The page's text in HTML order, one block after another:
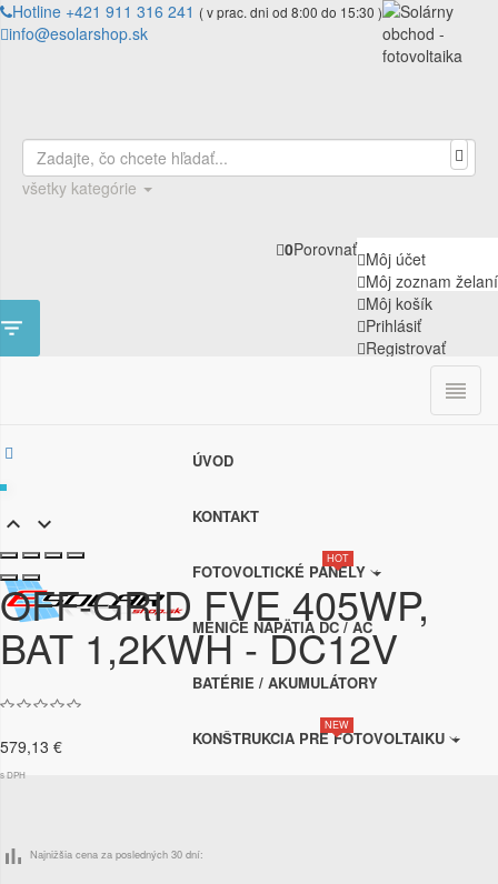
Hotline +421 911 316 241 ( v prac. dni od 8:00 do 15:30 )
info@esolarshop.sk
všetky kategórie
Môj účet
Môj zoznam želaní
Môj košík
Prihlásiť
Registrovať
0Porovnať

ÚVOD
KONTAKT
FOTOVOLTICKÉ PANELY
HOT
MENIČE NAPÄTIA DC / AC
BATÉRIE / AKUMULÁTORY
KONŠTRUKCIA PRE FOTOVOLTAIKU
NEW
 
OFF-GRID FVE 405WP,
BAT 1,2KWH - DC12V
579,13 €
s DPH
bar_chart Najnižšia cena za posledných 30 dní: